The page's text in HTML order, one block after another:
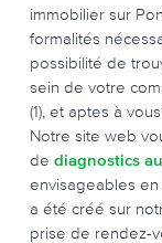
immobilier sur
formalités
possibilité de
sein de votre
(1), et aptes à
Notre site web
de diagnostics
envisageables
a été créé sur
prise de rendez-